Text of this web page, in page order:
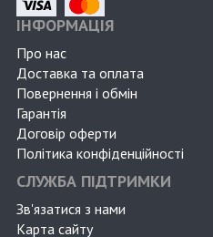
ІНФОРМАЦІЯ
Про нас
Доставка та оплата
Повернення і обмін
Гарантія
Договір оферти
Політика конфіденційності
СЛУЖБА ПІДТРИМКИ
Зв'язатися з нами
Карта сайту